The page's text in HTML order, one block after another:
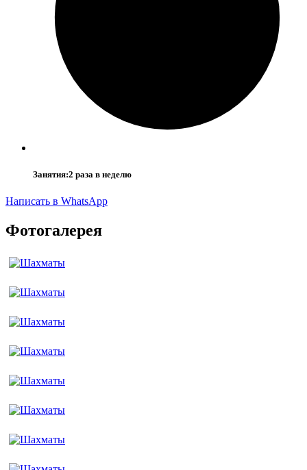
Занятия:2 раза в неделю
Написать в WhatsApp
Фотогалерея